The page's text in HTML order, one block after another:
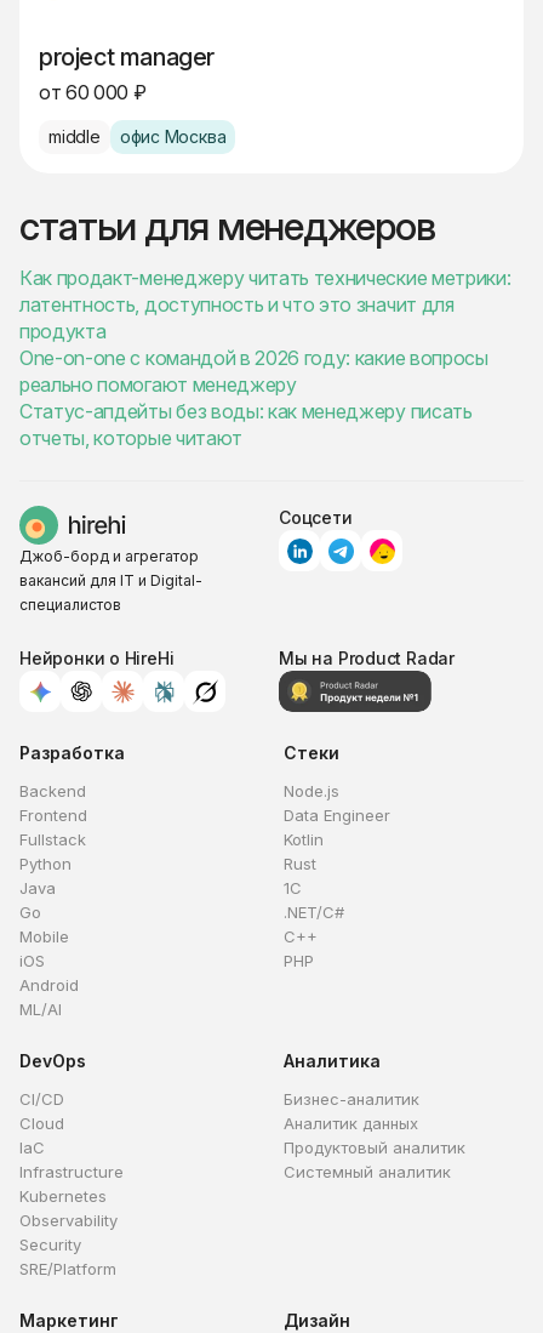
project manager
от 60 000 ₽
middle офис Москва
статьи для менеджеров
Как продакт-менеджеру читать технические метрики:
латентность, доступность и что это значит для
продукта
One-on-one с командой в 2026 году: какие вопросы
реально помогают менеджеру
Статус-апдейты без воды: как менеджеру писать
отчеты, которые читают
Джоб-борд и агрегатор
вакансий для IT и Digital-
специалистов
Соцсети
Нейронки о HireHi Мы на Product Radar
Разработка
Backend
Frontend
Fullstack
Python
Java
Go
Mobile
iOS
Android
ML/AI
Стеки
Node.js
Data Engineer
Kotlin
Rust
1C
.NET/C#
C++
PHP
DevOps
CI/CD
Cloud
IaC
Infrastructure
Kubernetes
Observability
Security
SRE/Platform
Аналитика
Бизнес-аналитик
Аналитик данных
Продуктовый аналитик
Системный аналитик
Маркетинг Дизайн